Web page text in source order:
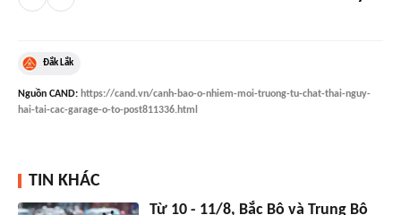
Đắk Lắk
Nguồn CAND: https://cand.vn/canh-bao-o-nhiem-moi-truong-tu-chat-thai-nguy-
hai-tai-cac-garage-o-to-post811336.html
TIN KHÁC
Từ 10 - 11/8, Bắc Bộ và Trung Bộ